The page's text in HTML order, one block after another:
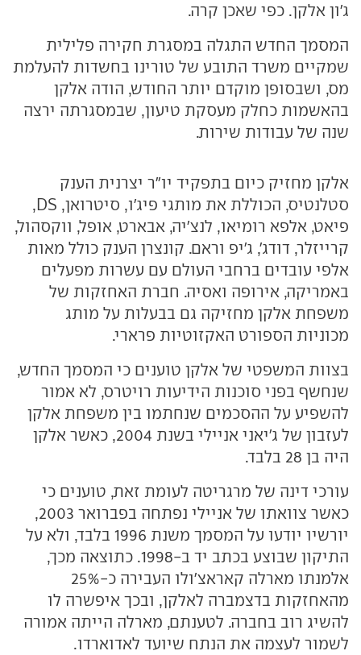
ג'ון אלקן. כפי שאכן קרה.
המסמך החדש התגלה במסגרת חקירה פלילית
שמקיים משרד התובע של טורינו בחשדות להעלמת
מס, ושבסופן מוקדם יותר החודש, הודה אלקן
בהאשמות כחלק מעסקת טיעון, שבמסגרתה ירצה
שנה של עבודות שירות.
אלקן מחזיק כיום בתפקיד יו"ר יצרנית הענק
סטלנטיס, הכוללת את מותגי פיג'ו, סיטרואן, DS,
פיאט, אלפא רומיאו, לנצ'יה, אבארט, אופל, ווקסהול,
קרייזלר, דודג', ג'יפ וראם. קונצרן הענק כולל מאות
אלפי עובדים ברחבי העולם עם עשרות מפעלים
באמריקה, אירופה ואסיה. חברת האחזקות של
משפחת אלקן מחזיקה גם בבעלות על מותג
מכוניות הספורט האקזוטיות פרארי.
בצוות המשפטי של אלקן טוענים כי המסמך החדש,
שנחשף בפני סוכנות הידיעות רויטרס, לא אמור
להשפיע על ההסכמים שנחתמו בין משפחת אלקן
לעזבון של ג'יאני אניילי בשנת 2004, כאשר אלקן
היה בן 28 בלבד.
עורכי דינה של מרגריטה לעומת זאת, טוענים כי
כאשר צוואתו של אניילי נפתחה בפברואר 2003,
יורשיו יודעו על המסמך משנת 1996 בלבד, ולא על
התיקון שבוצע בכתב יד ב-1998. כתוצאה מכך,
אלמנתו מארלה קאראצ'ולו העבירה כ-25%
מהאחזקות בדצמברה לאלקן, ובכך איפשרה לו
להשיג רוב בחברה. לטענתם, מארלה הייתה אמורה
לשמור לעצמה את הנתח שיועד לאדוארדו.